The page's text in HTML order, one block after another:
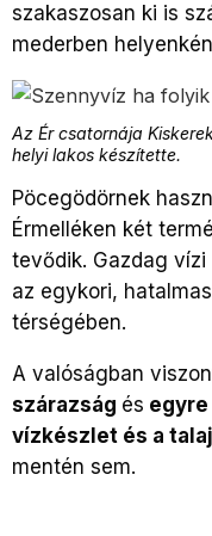
szakaszosan ki is
mederben
Az Ér csatornája
helyi lakos készítette.
Pöcegödörnek
Érmelléken két
tevődik. Gazdag
az egykori,
térségében.
A valóságban
szárazság és
vízkészlet és a talaj
mentén sem.